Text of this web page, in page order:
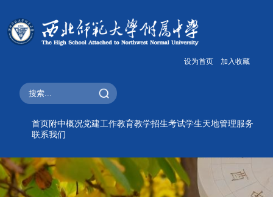
设为首页 加入收藏
首页 附中概况党建工作教育教学招生考试学生天地管理服务
联系我们